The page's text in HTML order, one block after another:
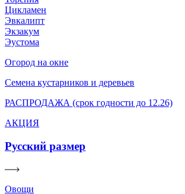
Цикламен
Эвкалипт
Экзакум
Эустома
Огород на окне
Семена кустарников и деревьев
РАСПРОДАЖА (срок годности до 12.26)
АКЦИЯ
Русский размер
Овощи